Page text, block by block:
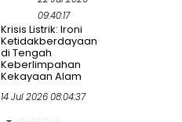
09:40:17
Krisis Listrik: Ironi
Ketidakberdayaan
di Tengah
Keberlimpahan
Kekayaan Alam
14 Jul 2026 08:04:37